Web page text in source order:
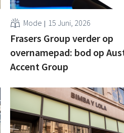
Mode 15 Juni, 2026
Frasers Group verder op
overnamepad: bod op
Accent Group